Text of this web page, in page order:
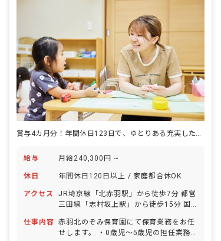
給与 月給240,300円 ~
休日 年間休日120日以上 / 家庭都合休OK
アクセス
JR埼京線「北赤羽駅」から徒歩7分 都営
三田線「志村坂上駅」から徒歩15分 国
歩1分 ※「北赤羽駅」から乗り換えなし
で「池袋駅」へアクセスできます。 ■自
仕事内容 赤羽北のぞみ保育園にて保育業務をお任
せします。 ・0歳児～5歳児の担任業務